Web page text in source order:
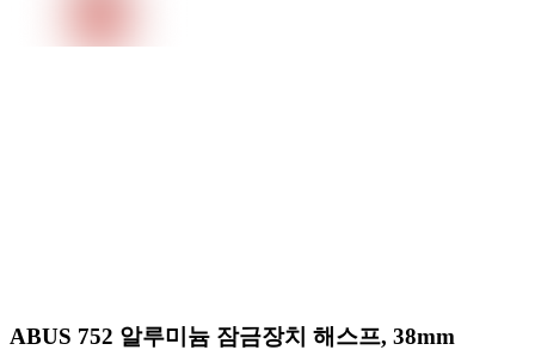
ABUS 752 알루미늄 잠금장치 해스프, 38mm